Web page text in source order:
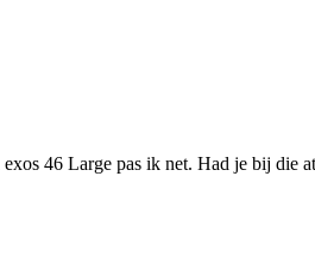
46 Large pas ik net. Had je bij die